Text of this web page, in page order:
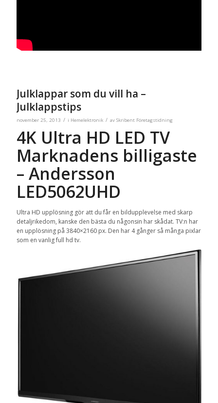
Julklappar som du vill ha –
Julklappstips
november 25, 2013 / i Hemelektronik / av Skribent Företagstidning
4K Ultra HD LED TV
Marknadens billigaste
– Andersson
LED5062UHD
Ultra HD upplösning gör att du får en bildupplevelse med skarp
detaljrikedom, kanske den bästa du någonsin har skådat. TV:n har
en upplösning på 3840×2160 px. Den har 4 gånger så många pixlar
som en vanlig full hd tv.